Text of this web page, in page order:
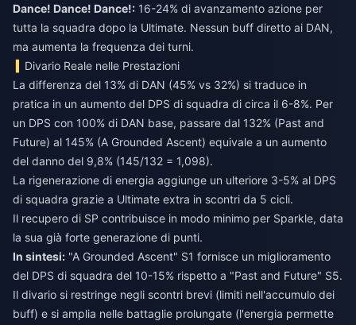
Dance! Dance! Dance!: 16-24% di avanzamento azione per
tutta la squadra dopo la Ultimate. Nessun buff diretto ai DAN,
ma aumenta la frequenza dei turni.
Divario Reale nelle Prestazioni
La differenza del 13% di DAN (45% vs 32%) si traduce in
pratica in un aumento del DPS di squadra di circa il 6-8%. Per
un DPS con 100% di DAN base, passare dal 132% (Past and
Future) al 145% (A Grounded Ascent) equivale a un aumento
del danno del 9,8% (145/132 = 1,098).
La rigenerazione di energia aggiunge un ulteriore 3-5% al DPS
di squadra grazie a Ultimate extra in scontri da 5 cicli.
Il recupero di SP contribuisce in modo minimo per Sparkle, data
la sua già forte generazione di punti.
In sintesi: "A Grounded Ascent" S1 fornisce un miglioramento
del DPS di squadra del 10-15% rispetto a "Past and Future" S5.
Il divario si restringe negli scontri brevi (limiti nell'accumulo dei
buff) e si amplia nelle battaglie prolungate (l'energia permette